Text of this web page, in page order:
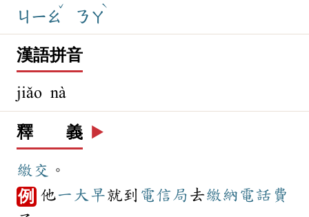
ㄐㄧㄠ
ˇ
ㄋㄚ
ˋ
漢語拼音
jiǎo nà
釋 義 ▶️
繳交 。
例 他一大早就到 電信局 去繳納 電話費